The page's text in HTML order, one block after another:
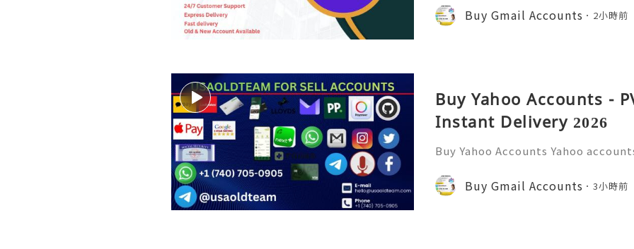
s in—a secure and encrypted
ect your communications. Bu
Buy Gmail Accounts 2小時前
Buy Yahoo Accounts -
Instant Delivery 2026
Buy Yahoo Accounts Yahoo
s services like email, news, and
w to the platform or
Buy Gmail Accounts 3小時前